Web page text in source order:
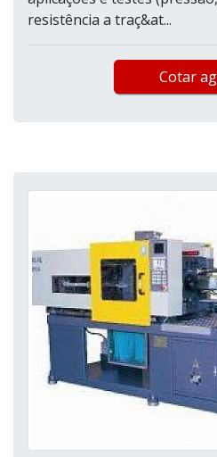
resistência a traç&at...
Cotar